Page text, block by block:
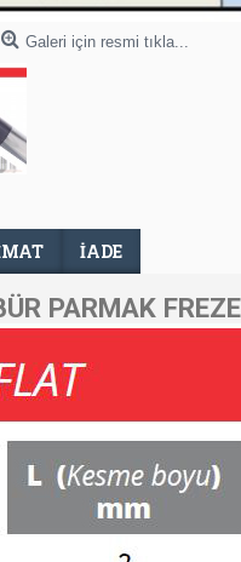
Galeri için resmi tıkla...
İADE
PARMAK FREZE